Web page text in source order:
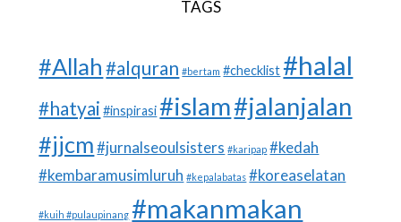
TAGS
#Allah #alquran #bertam #checklist #halal
#hatyai #inspirasi #islam#jalanjalan
#jjcm #jurnalseoulsisters #karipap #kedah
#kembaramusimluruh #kepalabatas #koreaselatan
#kuih #pulaupinang #makanmakan